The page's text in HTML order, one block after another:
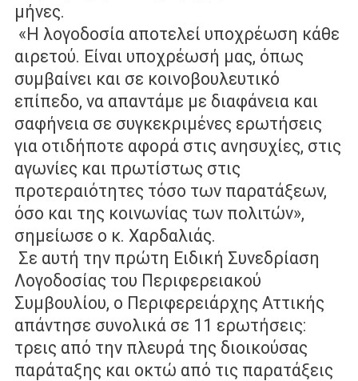
μήνες.
«Η λογοδοσία αποτελεί υποχρέωση κάθε
αιρετού. Είναι υποχρέωσή μας, όπως
συμβαίνει και σε κοινοβουλευτικό
επίπεδο, να απαντάμε με διαφάνεια και
σαφήνεια σε συγκεκριμένες ερωτήσεις
για οτιδήποτε αφορά στις ανησυχίες, στις
αγωνίες και πρωτίστως στις
προτεραιότητες τόσο των παρατάξεων,
όσο και της κοινωνίας των πολιτών»,
σημείωσε ο κ. Χαρδαλιάς.
Σε αυτή την πρώτη Ειδική Συνεδρίαση
Λογοδοσίας του Περιφερειακού
Συμβουλίου, ο Περιφερειάρχης Αττικής
απάντησε συνολικά σε 11 ερωτήσεις:
τρεις από την πλευρά της διοικούσας
παράταξης και οκτώ από τις παρατάξεις